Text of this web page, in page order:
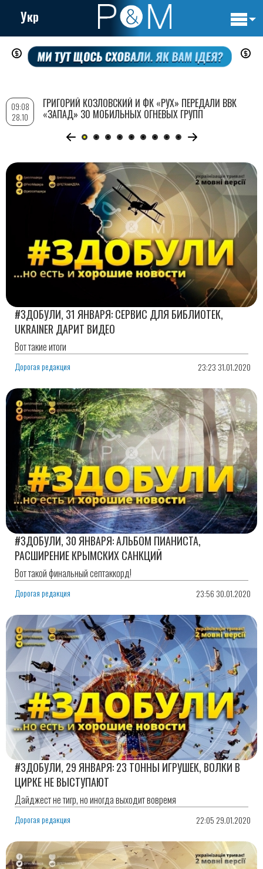
Перейти
содержанию
Укр
#ЗДОБУЛИ, 31 ЯНВАРЯ: СЕРВИС ДЛЯ БИБЛИОТЕК,
UKRAINER ДАРИТ ВИДЕО
Вот такие итоги
Дорогая редакция 23:23 31.01.2020
#ЗДОБУЛИ, 30 ЯНВАРЯ: АЛЬБОМ ПИАНИСТА,
РАСШИРЕНИЕ КРЫМСКИХ САНКЦИЙ
Вот такой финальный септаккорд!
Дорогая редакция 23:56 30.01.2020
#ЗДОБУЛИ, 29 ЯНВАРЯ: 23 ТОННЫ ИГРУШЕК, ВОЛКИ В
ЦИРКЕ НЕ ВЫСТУПАЮТ
Дайджест не тигр, но иногда выходит вовремя
Дорогая редакция 22:05 29.01.2020
09:08
28.10
ГРИГОРИЙ КОЗЛОВСКИЙ И ФК «РУХ» ПЕРЕДАЛИ ВВК
«ЗАПАД» 30 МОБИЛЬНЫХ ОГНЕВЫХ ГРУПП